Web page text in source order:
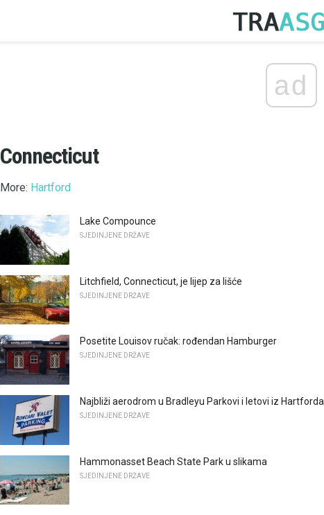
ad
Connecticut
More: Hartford
Lake Compounce
SJEDINJENE DRŽAVE
Litchfield, Connecticut, je lijep za lišće
SJEDINJENE DRŽAVE
Posetite Louisov ručak: rođendan Hamburger
SJEDINJENE DRŽAVE
Najbliži aerodrom u Bradleyu Parkovi i letovi iz Hartforda
SJEDINJENE DRŽAVE
Hammonasset Beach State Park u slikama
SJEDINJENE DRŽAVE